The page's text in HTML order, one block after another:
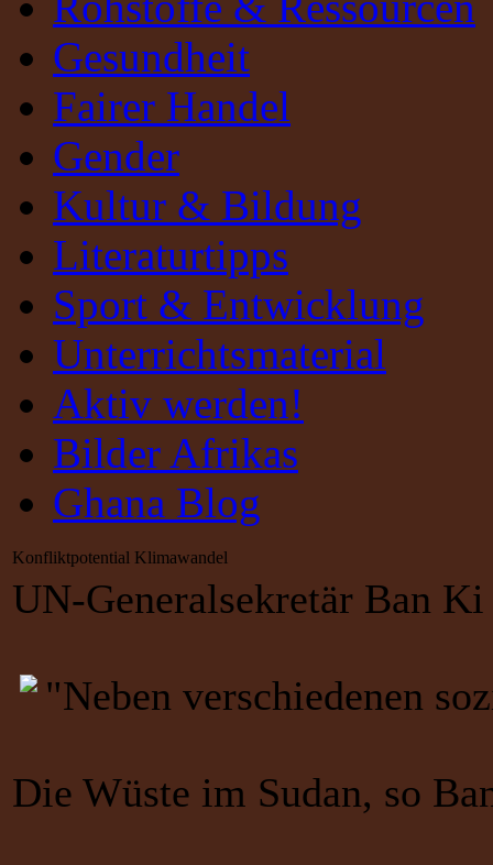
Gesundheit
Fairer Handel
Gender
Kultur & Bildung
Literaturtipps
Sport & Entwicklung
Unterrichtsmaterial
Aktiv werden!
Bilder Afrikas
Ghana Blog
Konfliktpotential Klimawandel
UN-Generalsekretär Ban
"Neben verschiedenen
Die Wüste im Sudan, so